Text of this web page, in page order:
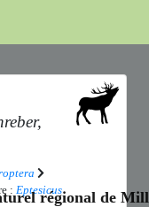
régional de
: Eptesicus